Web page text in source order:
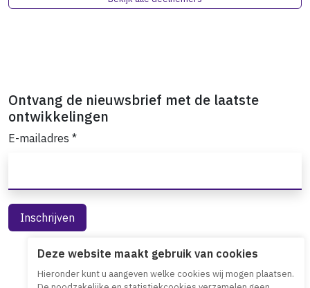
Ontvang de nieuwsbrief met de laatste
ontwikkelingen
E-mailadres *
Deze website maakt gebruik van cookies
Hieronder kunt u aangeven welke cookies wij mogen plaatsen.